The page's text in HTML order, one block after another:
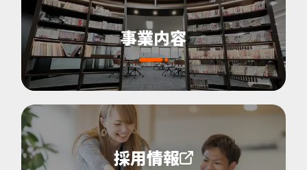
事業内容
採用情報